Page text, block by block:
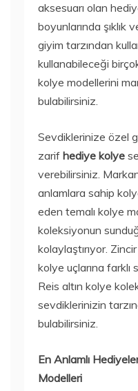
aksesuarı olan
boyunlarında
giyim tarzından
kullanabileceği
kolye modellerini
bulabilirsiniz.
Sevdiklerinize özel
zarif hediye kolye
verebilirsiniz.
anlamlara sahip
eden temalı kolye
koleksiyonun
kolaylaştırıyor.
kolye uçlarına
Reis altın kolye
sevdiklerinizin
bulabilirsiniz.
En Anlamlı
Modelleri